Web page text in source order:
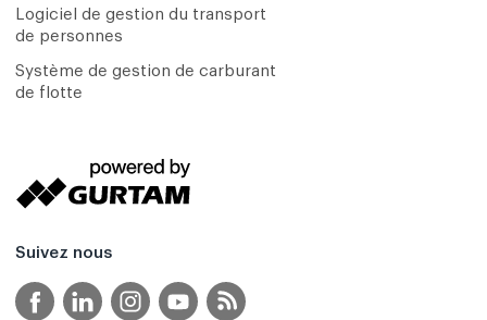
Logiciel de gestion du transport
de personnes
Système de gestion de carburant
de flotte
Suivez nous